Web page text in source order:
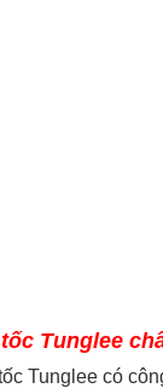
Tunglee
Tunglee có